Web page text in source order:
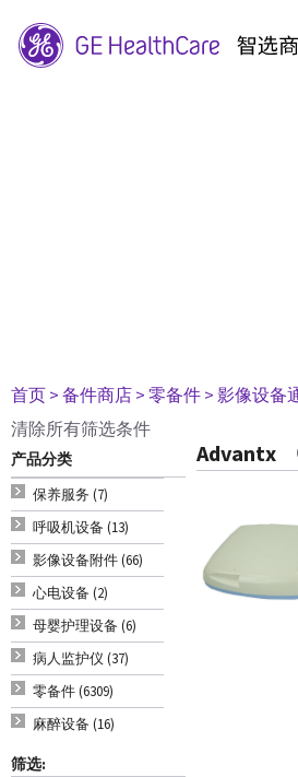
首页 > 备件商店 > 零备件 > 影像设备
清除所有筛选条件
产品分类
保养服务 (7)
呼吸机设备 (13)
影像设备附件 (66)
心电设备 (2)
母婴护理设备 (6)
病人监护仪 (37)
零备件 (6309)
麻醉设备 (16)
筛选:
Advantx